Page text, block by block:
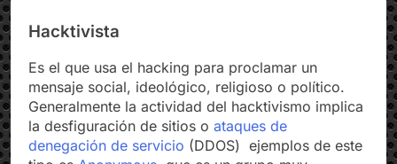
Hacktivista
Es el que usa el hacking para proclamar un
mensaje social, ideológico, religioso o político.
Generalmente la actividad del hacktivismo implica
la desfiguración de sitios o ataques de
denegación de servicio (DDOS) ejemplos de este